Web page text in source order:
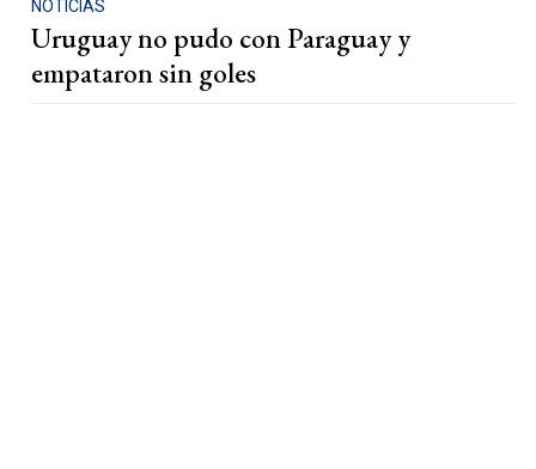
NOTICIAS
Uruguay no pudo con Paraguay y
empataron sin goles